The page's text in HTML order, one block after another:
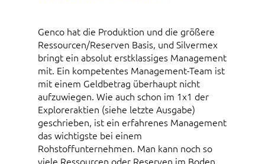
Genco hat die Produktion und die größere
Ressourcen/Reserven Basis, und Silvermex
bringt ein absolut erstklassiges Management
mit. Ein kompetentes Management-Team ist
mit einem Geldbetrag überhaupt nicht
aufzuwiegen. Wie auch schon im 1x1 der
Exploreraktien (siehe letzte Ausgabe)
geschrieben, ist ein erfahrenes Management
das wichtigste bei einem
Rohstoffunternehmen. Man kann noch so
viele Ressourcen oder Reserven im Boden